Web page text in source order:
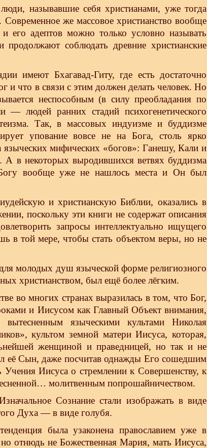
называвшие себя христианами, уже тогда
же массовое христианство вообще
его адептов можно только условно называть
соблюдать древние христианские
Бхагавад-Гиту, где есть достаточно
и что в связи с этим должен делать человек. Но
неспособным (в силу преобладания по
— людей ранних стадий психогенетического
Так, в массовых индуизме и буддизме
упование вовсе не на Бога, столь ярко
языческих мифических «богов»: Ганешу, Кали и
А в некоторых выродившихся ветвях буддизма
вообще уже не нашлось места и Он был
и христианскую Библии, оказались в
поскольку эти книги не содержат описания
запросы интеллектуально ищущего
в той мере, чтобы стать объектом веры, но не
молодых душ языческой форме религиозного
христианством, был ещё более лёгким.
во многих странах выразилась в том, что Бог,
и Иисусом как Главный Объект внимания,
языческими культами Николая
культом земной матери Иисуса, которая,
женщиной и праведницей, но так и не
её Сын, даже посчитав однажды Его сошедшим
Иисуса о стремлении к Совершенству, к
молитвенным попрошайничеством.
Сознание стали изображать в виде
Духа — в виде голубя.
была узаконена православием уже в
отнюдь не Божественная Мария, мать Иисуса,